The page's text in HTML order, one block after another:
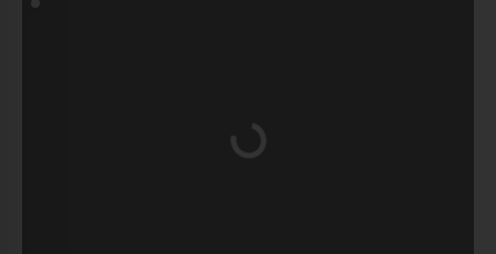
Wird geladen …